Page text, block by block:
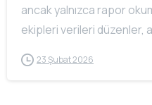
ancak yalnızca rapor
ekipleri verileri düzenler,
23 Şubat 2026